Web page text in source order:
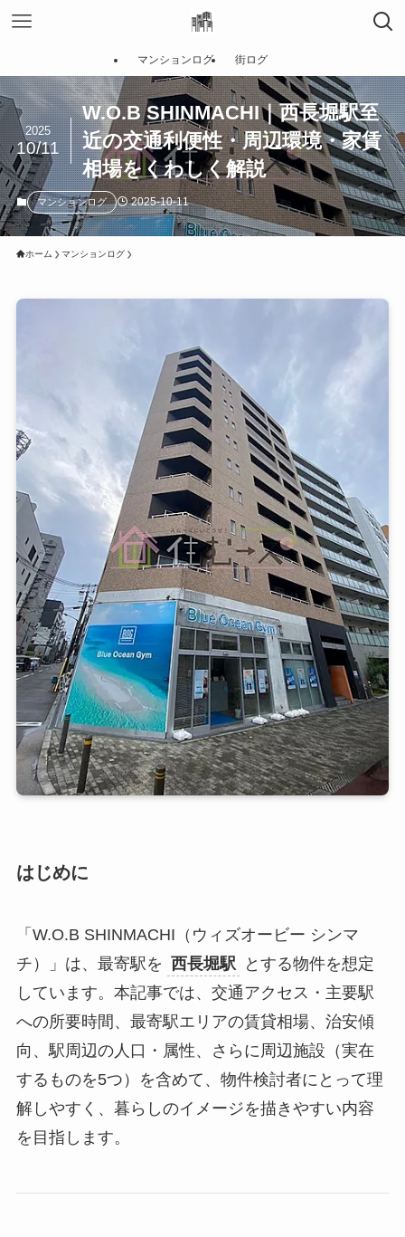
マンションログ 街ログ
W.O.B SHINMACHI｜西長堀駅至
近の交通利便性・周辺環境・家賃
相場をくわしく解説
2025
10/11
マンションログ 2025-10-11
ホーム マンションログ
はじめに
「W.O.B SHINMACHI（ウィズオービー シンマ
チ）」は、最寄駅を 西長堀駅
とする物件を想定
しています。本記事では、交通アクセス・主要駅
への所要時間、最寄駅エリアの賃貸相場、治安傾
向、駅周辺の人口・属性、さらに周辺施設（実在
するものを5つ）を含めて、物件検討者にとって理
解しやすく、暮らしのイメージを描きやすい内容
を目指します。